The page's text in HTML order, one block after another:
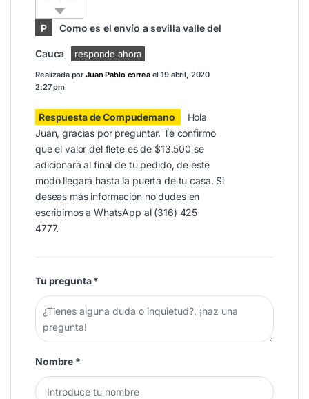
P Como es el envío a sevilla valle del
Cauca responde ahora
Realizada porJuan Pablo correa el19 abril, 2020
2:27 pm
Respuesta de Compudemano
Hola
Juan, gracias por preguntar. Te confirmo
que el valor del flete es de $13.500 se
adicionará al final de tu pedido, de este
modo llegará hasta la puerta de tu casa. Si
deseas más información no dudes en
escribirnos a WhatsApp al (316) 425
4777.
Tu pregunta*
Nombre *